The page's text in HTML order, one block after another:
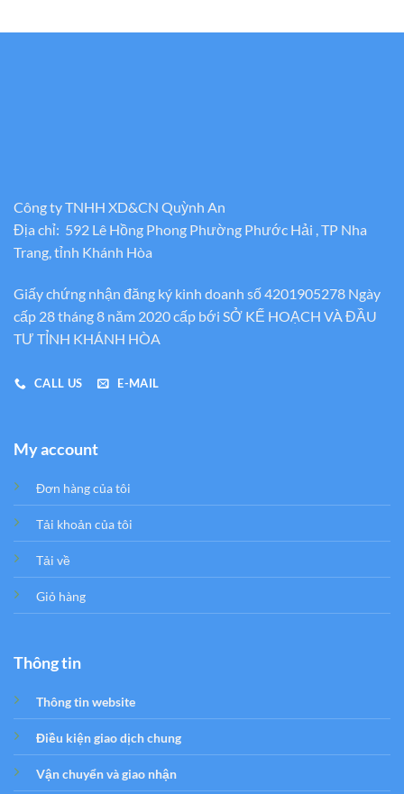
Công ty TNHH XD&CN Quỳnh An
Địa chỉ: 592 Lê Hồng Phong Phường Phước Hải , TP Nha
Trang, tỉnh Khánh Hòa
Giấy chứng nhận đăng ký kinh doanh số 4201905278 Ngày
cấp 28 tháng 8 năm 2020 cấp bới SỞ KẾ HOẠCH VÀ ĐẦU
TƯ TỈNH KHÁNH HÒA
CALL US E-MAIL
My account
Đơn hàng của tôi
Tải khoản của tôi
Tải về
Giỏ hàng
Thông tin
Thông tin website
Điều kiện giao dịch chung
Vận chuyển và giao nhận